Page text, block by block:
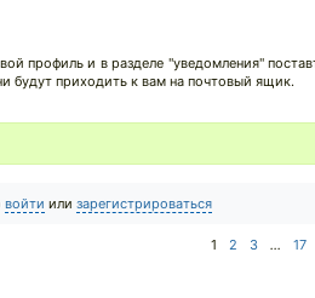
профиль и в разделе "уведомления"
будут приходить к вам на почтовый ящик.
войти или зарегистрироваться
1 2 3 ... 17